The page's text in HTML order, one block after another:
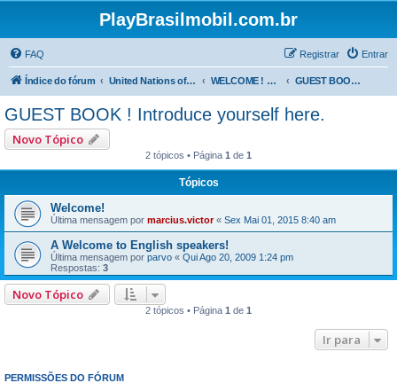
PlayBrasilmobil.com.br
FAQ Entrar
Registrar
Índice do fórum United Nations of Playmobil - SMILES are the same everywhere ! WELCOME ! English spoken here -> GUEST BOOK ! Introduce yourself here.
GUEST BOOK ! Introduce yourself here.
Novo Tópico
2 tópicos • Página 1 de 1
Tópicos
Welcome!
Última mensagem por marcius.victor« Sex Mai 01, 2015 8:40 am
A Welcome to English speakers!
Última mensagem por parvo « Qui Ago 20, 2009 1:24 pm
Respostas: 3
Novo Tópico
2 tópicos • Página 1 de 1
Ir para
PERMISSÕES DO FÓRUM